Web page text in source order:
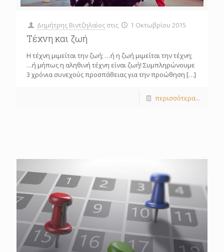
Δημήτρης Βιντζηλαίος στις 1 Οκτωβρίου 2015
Τέχνη και ζωή
Η τέχνη μιμείται την ζωή; …ή η ζωή μιμείται την τέχνη;
…ή μήπως η αληθινή τέχνη είναι ζωή! Συμπληρώνουμε
3 χρόνια συνεχούς προσπάθειας για την προώθηση […]
περισσότερα...